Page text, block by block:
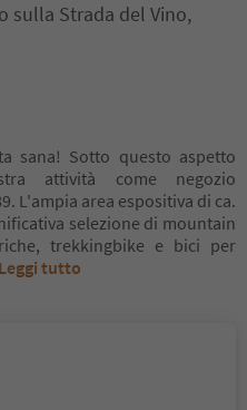
sulla Strada del Vino,
sana! Sotto questo aspetto
attività come negozio
L'ampia area espositiva di ca.
selezione di mountain
trekkingbike e bici per
Leggi tutto